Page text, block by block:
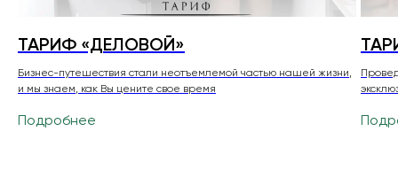
ТАРИФ «ДЕЛОВОЙ»
Бизнес-путешествия стали неотъемлемой частью нашей жизни,
и мы знаем, как Вы цените свое время
Подробнее